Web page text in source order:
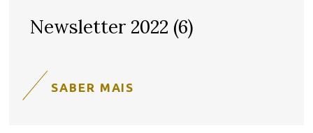
Newsletter 2022 (6)
SABER MAIS